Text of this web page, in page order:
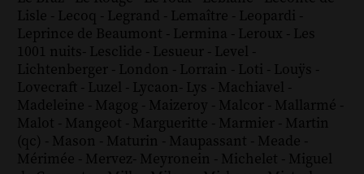
Lisle - Lecoq - Legrand - Lemaître - Leopardi -
Leprince de Beaumont - Lermina - Leroux - Les
1001 nuits- Lesclide - Lesueur - Level -
Lichtenberger - London - Lorrain - Loti - Louÿs -
Lovecraft - Luzel - Lycaon- Lys - Machiavel -
Madeleine - Magog - Maizeroy - Malcor - Mallarmé -
Malot - Mangeot - Margueritte - Marmier - Martin
(qc) - Mason - Maturin - Maupassant - Meade -
Mérimée - Mervez- Meyronein - Michelet - Miguel